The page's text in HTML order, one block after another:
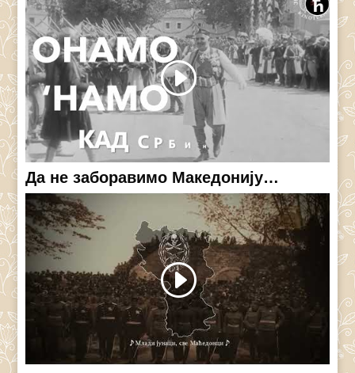
Да не заборавимо Македонију…